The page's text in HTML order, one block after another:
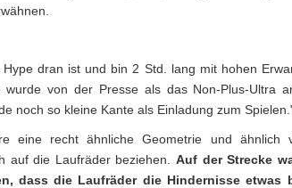
dran ist und bin 2 Std. lang mit hohen
wurde von der Presse als das Non-Plus-Ultra
noch so kleine Kante als Einladung zum
eine recht ähnliche Geometrie und ähnlich
auf die Laufräder beziehen. Auf der Strecke
dass die Laufräder die Hindernisse